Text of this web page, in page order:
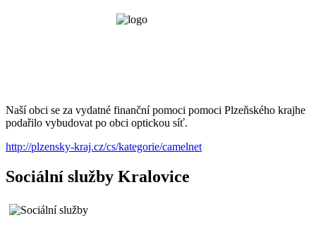
Naší obci se za vydatné finanční pomoci pomoci Plzeňského krajhe
podařilo vybudovat po obci optickou síť.
http://plzensky-kraj.cz/cs/kategorie/camelnet
Sociální služby Kralovice